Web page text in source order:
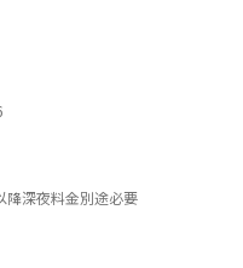
深夜料金別途必要